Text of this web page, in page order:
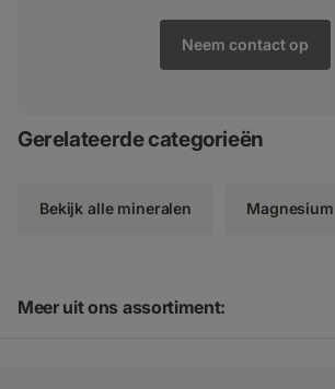
Neem contact op
Gerelateerde categorieën
Bekijk alle mineralen Magnesium
Meer uit ons assortiment: